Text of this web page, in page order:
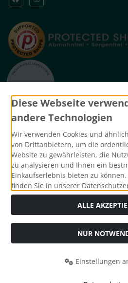
Widerrufsformular
durchgestrichenen Preise
Diese Webseite
andere Technologien
Wir verwenden Cookies und
von Drittanbietern, um die
Website zu gewährleisten, die
zu analysieren und Ihnen ein
Einkaufserlebnis bieten zu
finden Sie in unserer
ALLE
NUR
Einstellungen